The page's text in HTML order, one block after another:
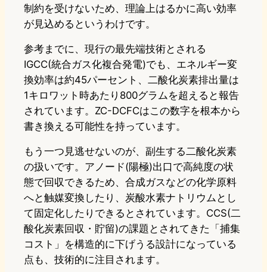
制約を受けないため、理論上はるかに高い効率
が見込めるというわけです。
参考までに、現行の最先端技術とされる
IGCC(統合ガス化複合発電)でも、エネルギー変
換効率は約45パーセント、二酸化炭素排出量は
1キロワット時あたり800グラムを超えると報告
されています。ZC-DCFCはこの数字を根本から
書き換える可能性を持っています。
もう一つ見逃せないのが、副生する二酸化炭素
の扱いです。アノード(陽極)出口で高純度の状
態で回収できるため、合成ガスなどの化学原料
へと触媒変換したり、炭酸水素ナトリウムとし
て固定化したりできるとされています。CCS(二
酸化炭素回収・貯留)の課題とされてきた「捕集
コスト」を構造的に下げうる設計になっている
点も、技術的に注目されます。